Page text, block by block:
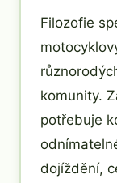
Filozofie
komunity.
potřebuje
dojíždění,